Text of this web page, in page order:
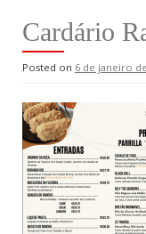
Cardário
Posted on 6 de janeiro